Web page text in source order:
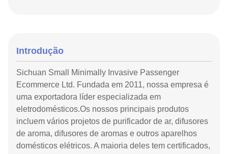
Introdução
Sichuan Small Minimally Invasive Passenger
Ecommerce Ltd. Fundada em 2011, nossa empresa é
uma exportadora líder especializada em
eletrodomésticos.Os nossos principais produtos
incluem vários projetos de purificador de ar, difusores
de aroma, difusores de aromas e outros aparelhos
domésticos elétricos. A maioria deles tem certificados,